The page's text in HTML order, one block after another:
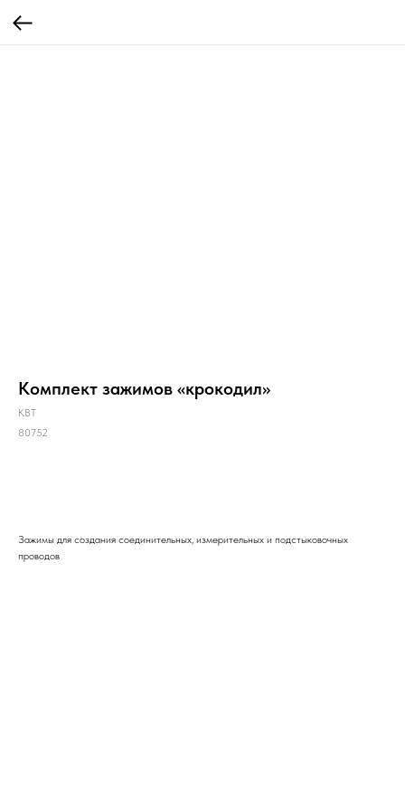
Комплект зажимов «крокодил»
КВТ
80752
Зажимы для создания соединительных, измерительных и подстыковочных
проводов